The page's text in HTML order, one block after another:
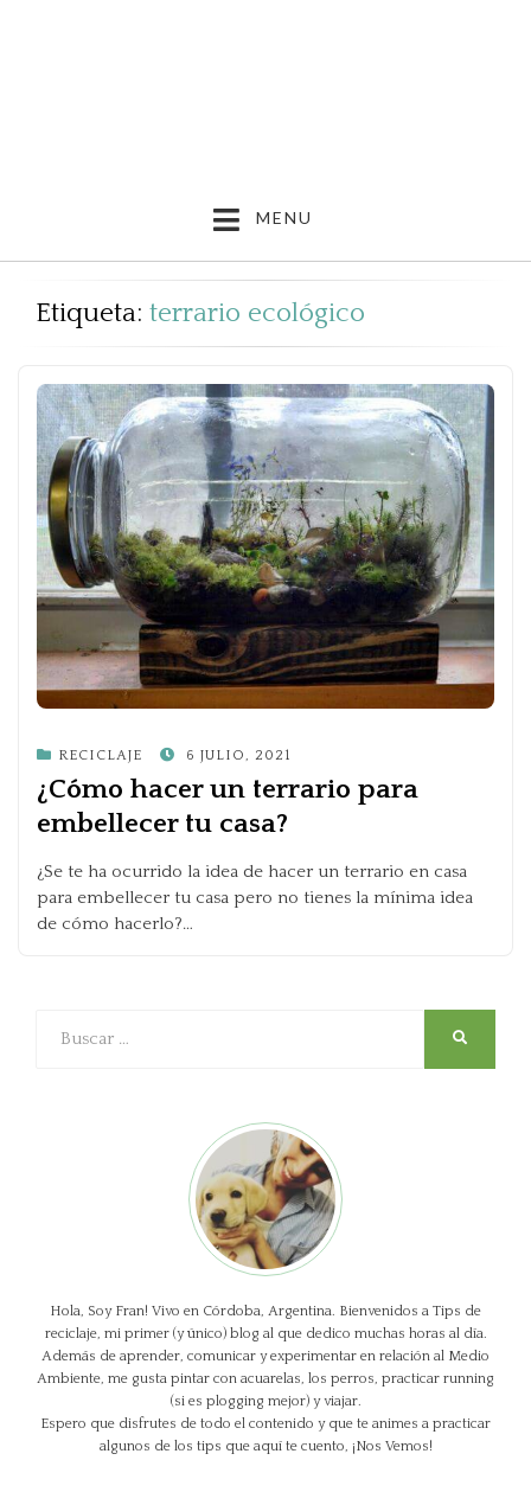
MENU
Etiqueta: terrario ecológico
RECICLAJE
POSTED
6 JULIO, 2021
¿Cómo hacer un terrario para
embellecer tu casa?
¿Se te ha ocurrido la idea de hacer un terrario en casa
para embellecer tu casa pero no tienes la mínima idea
de cómo hacerlo?…
Hola, Soy Fran! Vivo en Córdoba, Argentina. Bienvenidos a Tips de
reciclaje, mi primer (y único) blog al que dedico muchas horas al día.
Además de aprender, comunicar y experimentar en relación al Medio
Ambiente, me gusta pintar con acuarelas, los perros, practicar running
(si es plogging mejor) y viajar.
Espero que disfrutes de todo el contenido y que te animes a practicar
algunos de los tips que aquí te cuento, ¡Nos Vemos!